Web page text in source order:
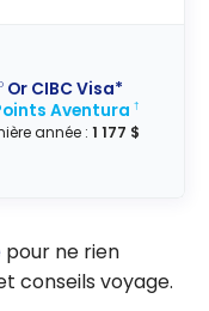
Or CIBC Visa*
Aventura†
année : 1 177 $
pour ne rien
conseils voyage.